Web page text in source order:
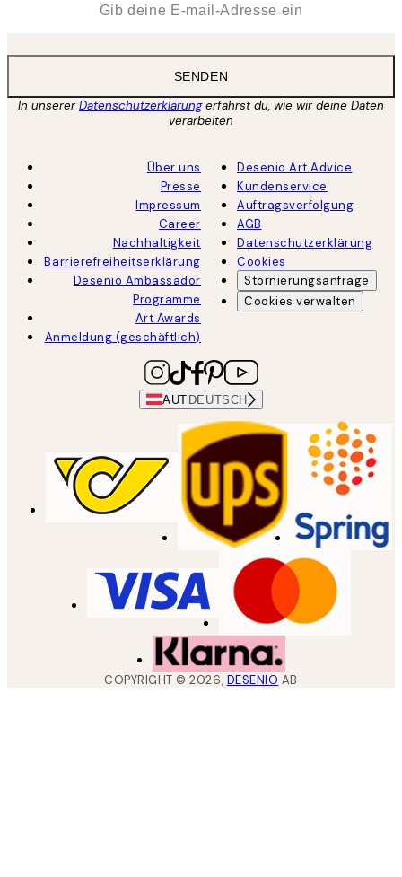
SENDEN
In unsererDatenschutzerklärungerfährst du, wie wir deine Daten
verarbeiten
Über uns
Presse
Impressum
Career
Nachhaltigkeit
Barrierefreiheitserklärung
Desenio Ambassador
Programme
Art Awards
Anmeldung (geschäftlich)
Desenio Art Advice
Kundenservice
Auftragsverfolgung
AGB
Datenschutzerklärung
Cookies
Stornierungsanfrage
Cookies verwalten
AUT DEUTSCH
COPYRIGHT ©2026, DESENIO AB